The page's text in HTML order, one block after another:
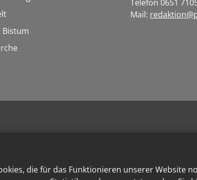
die für das Funktionieren unserer Website
Bistum
Telefon 0651
Mail: